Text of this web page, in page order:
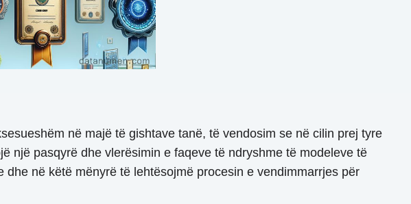
në majë të gishtave tanë, të vendosim se në cilin prej tyre
një pasqyrë dhe vlerësimin e faqeve të ndryshme të modeleve të
në këtë mënyrë të lehtësojmë procesin e vendimmarrjes për